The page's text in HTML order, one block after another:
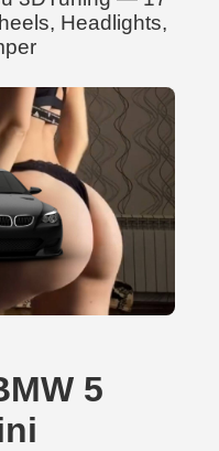
Headlights,
5